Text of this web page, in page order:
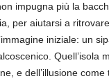
impugna più la
per aiutarsi a
iniziale: un
Quell’isola
e dell’illusione